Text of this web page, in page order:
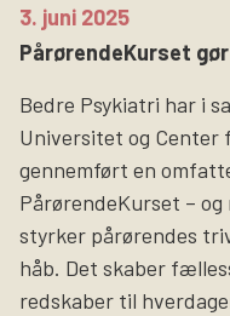
3. juni 2025
PårørendeKurset
Bedre Psykiatri har i
Universitet og Center
gennemført en
PårørendeKurset –
styrker pårørendes
håb. Det skaber
redskaber til